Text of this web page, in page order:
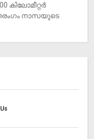
കിലോമീറ്റര്‍
നാസയുടെ